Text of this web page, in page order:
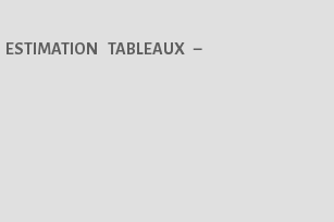
TABLEAUX –